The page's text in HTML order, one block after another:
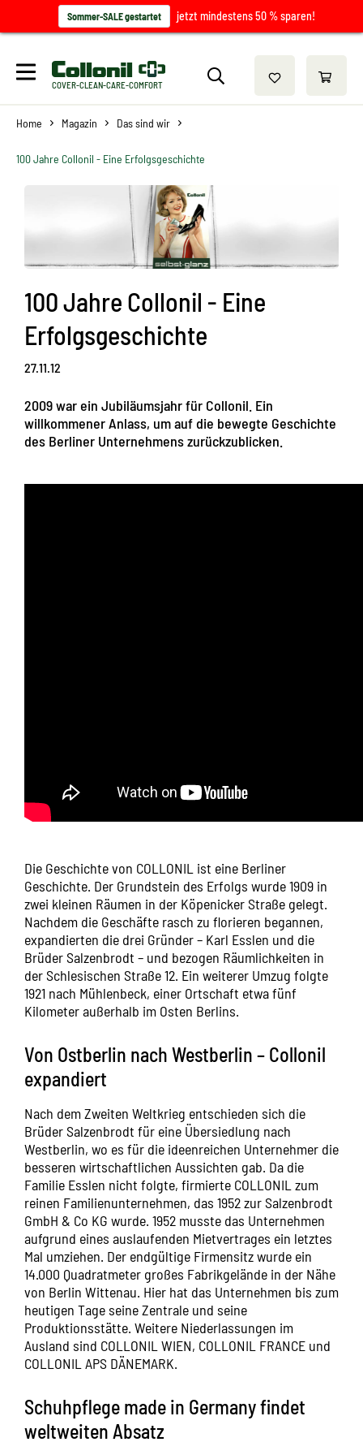
Sommer-SALE gestartet jetzt mindestens 50 % sparen!
COVER-CLEAN-CARE-COMFORT
Home Magazin Das sind wir
100 Jahre Collonil - Eine Erfolgsgeschichte
100 Jahre Collonil - Eine
Erfolgsgeschichte
27.11.12
2009 war ein Jubiläumsjahr für Collonil. Ein
willkommener Anlass, um auf die bewegte Geschichte
des Berliner Unternehmens zurückzublicken.
Die Geschichte von COLLONIL ist eine Berliner
Geschichte. Der Grundstein des Erfolgs wurde 1909 in
zwei kleinen Räumen in der Köpenicker Straße gelegt.
Nachdem die Geschäfte rasch zu florieren begannen,
expandierten die drei Gründer – Karl Esslen und die
Brüder Salzenbrodt – und bezogen Räumlichkeiten in
der Schlesischen Straße 12. Ein weiterer Umzug folgte
1921 nach Mühlenbeck, einer Ortschaft etwa fünf
Kilometer außerhalb im Osten Berlins.
Von Ostberlin nach Westberlin – Collonil
expandiert
Nach dem Zweiten Weltkrieg entschieden sich die
Brüder Salzenbrodt für eine Übersiedlung nach
Westberlin, wo es für die ideenreichen Unternehmer die
besseren wirtschaftlichen Aussichten gab. Da die
Familie Esslen nicht folgte, firmierte COLLONIL zum
reinen Familienunternehmen, das 1952 zur Salzenbrodt
GmbH & Co KG wurde. 1952 musste das Unternehmen
aufgrund eines auslaufenden Mietvertrages ein letztes
Mal umziehen. Der endgültige Firmensitz wurde ein
14.000 Quadratmeter großes Fabrikgelände in der Nähe
von Berlin Wittenau. Hier hat das Unternehmen bis zum
heutigen Tage seine Zentrale und seine
Produktionsstätte. Weitere Niederlassungen im
Ausland sind COLLONIL WIEN, COLLONIL FRANCE und
COLLONIL APS DÄNEMARK.
Schuhpflege made in Germany findet
weltweiten Absatz